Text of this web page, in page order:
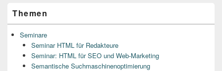
Sidebar
Widget
Area
Themen
Seminare
Seminar HTML für Redakteure
Seminar: HTML für SEO und Web-Marketing
Semantische Suchmaschinenoptimierung